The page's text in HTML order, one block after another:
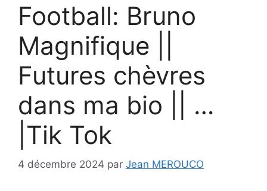
Football: Bruno
Magnifique ||
Futures chèvres
dans ma bio || …
|Tik Tok
4 décembre 2024 par Jean MEROUCO